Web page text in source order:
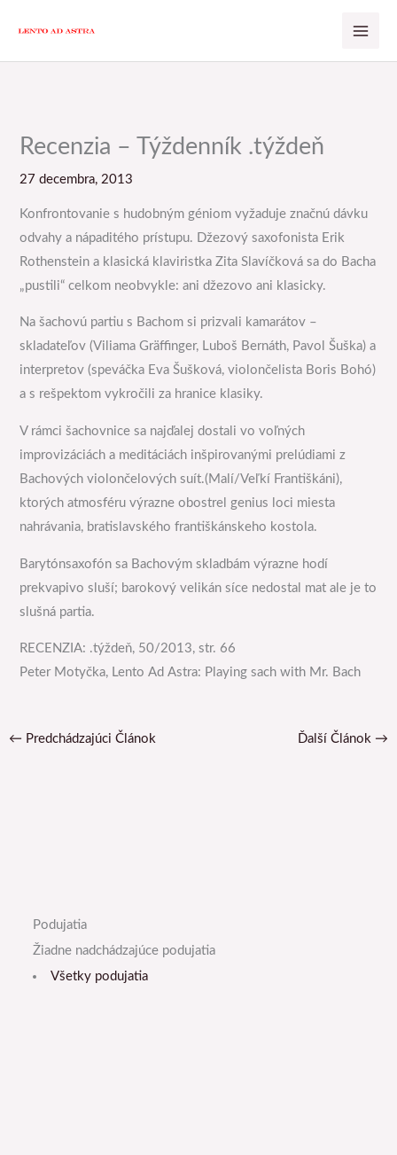
obsah
Recenzia – Týždenník .týždeň
27 decembra, 2013
Konfrontovanie s hudobným géniom vyžaduje značnú dávku
odvahy a nápaditého prístupu. Džezový saxofonista Erik
Rothenstein a klasická klaviristka Zita Slavíčková sa do Bacha
„pustili“ celkom neobvykle: ani džezovo ani klasicky.
Na šachovú partiu s Bachom si prizvali kamarátov –
skladateľov (Viliama Gräffinger, Luboš Bernáth, Pavol Šuška) a
interpretov (speváčka Eva Šušková, violončelista Boris Bohó)
a s rešpektom vykročili za hranice klasiky.
V rámci šachovnice sa najďalej dostali vo voľných
improvizáciách a meditáciách inšpirovanými prelúdiami z
Bachových violončelových suít.(Malí/Veľkí Františkáni),
ktorých atmosféru výrazne obostrel genius loci miesta
nahrávania, bratislavského františkánskeho kostola.
Barytónsaxofón sa Bachovým skladbám výrazne hodí
prekvapivo sluší; barokový velikán síce nedostal mat ale je to
slušná partia.
RECENZIA: .týždeň, 50/2013, str. 66
Peter Motyčka, Lento Ad Astra: Playing sach with Mr. Bach
← Predchádzajúci Článok Ďalší Článok →
Podujatia
Žiadne nadchádzajúce podujatia
Všetky podujatia